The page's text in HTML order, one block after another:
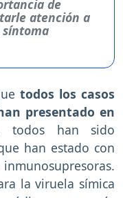
de
atención a
síntoma
todos los casos
presentado en
todos han sido
han estado con
la viruela símica